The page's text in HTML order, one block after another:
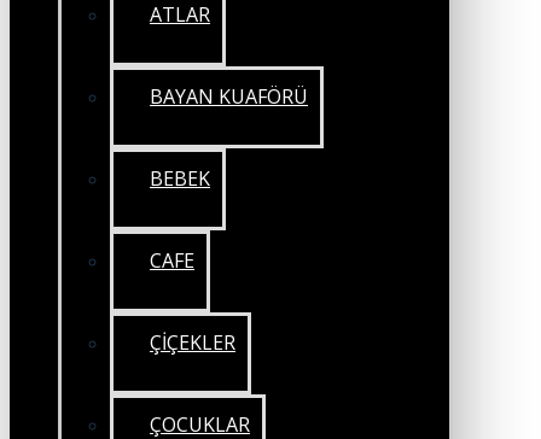
ATLAR
BAYAN KUAFÖRÜ
BEBEK
CAFE
ÇİÇEKLER
ÇOCUKLAR